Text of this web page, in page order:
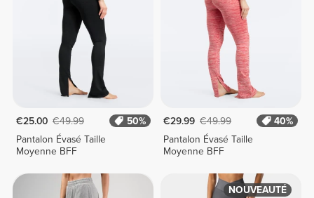
€25.00 €49.99
50%
Pantalon Évasé Taille
Moyenne BFF
€29.99 €49.99
40%
Pantalon Évasé Taille
Moyenne BFF
NOUVEAUTÉ